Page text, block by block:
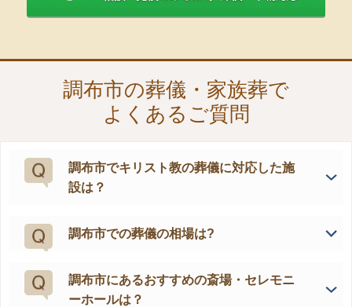
調布市の葬儀・家族葬で
よくあるご質問
調布市でキリスト教の葬儀に対応した施
設は？
調布市での葬儀の相場は?
調布市にあるおすすめの斎場・セレモニ
ーホールは？